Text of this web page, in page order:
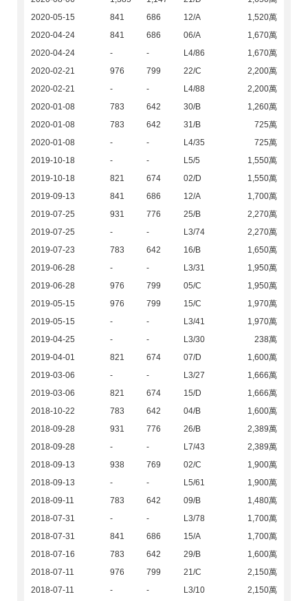
2020-05-15
841 686 12/A
1,520萬
2020-04-24
841 686 06/A
1,670萬
2020-04-24
- - L4/86
1,670萬
2020-02-21
976 799 22/C
2,200萬
2020-02-21
- - L4/88
2,200萬
2020-01-08
783 642 30/B
1,260萬
2020-01-08
783 642 31/B
725萬
2020-01-08
- - L4/35
725萬
2019-10-18
- - L5/5
1,550萬
2019-10-18
821 674 02/D
1,550萬
2019-09-13
841 686 12/A
1,700萬
2019-07-25
931 776 25/B
2,270萬
2019-07-25
- - L3/74
2,270萬
2019-07-23
783 642 16/B
1,650萬
2019-06-28
- - L3/31
1,950萬
2019-06-28
976 799 05/C
1,950萬
2019-05-15
976 799 15/C
1,970萬
2019-05-15
- - L3/41
1,970萬
2019-04-25
- - L3/30
238萬
2019-04-01
821 674 07/D
1,600萬
2019-03-06
- - L3/27
1,666萬
2019-03-06
821 674 15/D
1,666萬
2018-10-22
783 642 04/B
1,600萬
2018-09-28
931 776 26/B
2,389萬
2018-09-28
- - L7/43
2,389萬
2018-09-13
938 769 02/C
1,900萬
2018-09-13
- - L5/61
1,900萬
2018-09-11
783 642 09/B
1,480萬
2018-07-31
- - L3/78
1,700萬
2018-07-31
841 686 15/A
1,700萬
2018-07-16
783 642 29/B
1,600萬
2018-07-11
976 799 21/C
2,150萬
2018-07-11
- - L3/10
2,150萬